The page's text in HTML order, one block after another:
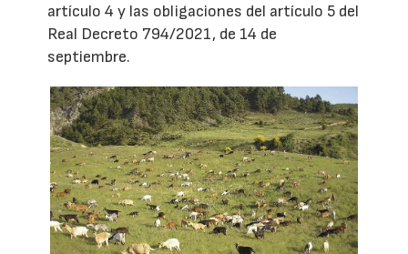
artículo 4 y las obligaciones del artículo 5 del
Real Decreto 794/2021, de 14 de
septiembre.